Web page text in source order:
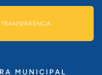
TRANSPARÊNCIA